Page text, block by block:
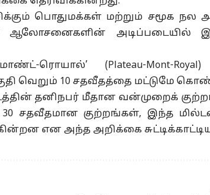
பொதுமக்கள் மற்றும் சமூக நல
ஆலோசனைகளின் அடிப்படையில்
ரொயால்’ (Plateau-Mont-
வெறும் 10 சதவீதத்தை மட்டுமே
தனிநபர் மீதானவன்முறைக்
30 சதவீதமான குற்றங்கள், இந்த
என அந்த அறிக்கை